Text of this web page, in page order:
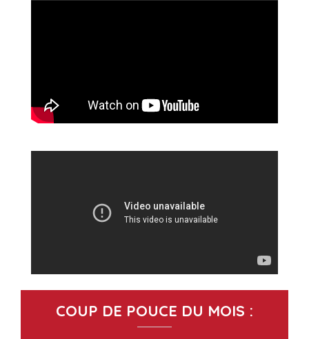
COUP DE POUCE DU MOIS :